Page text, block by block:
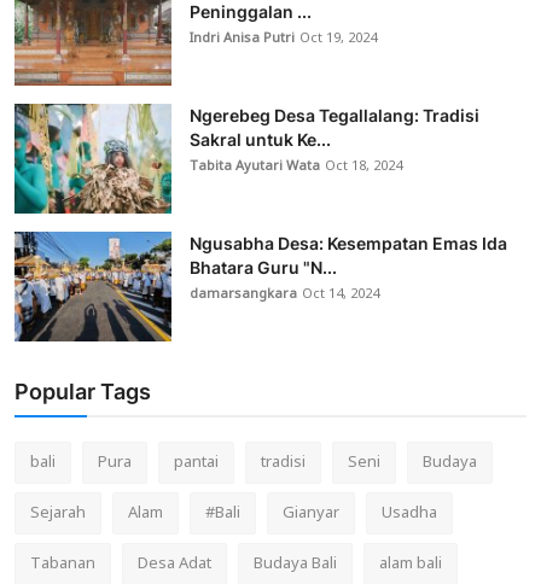
Peninggalan ...
Indri Anisa Putri Oct 19, 2024
Ngerebeg Desa Tegallalang: Tradisi
Sakral untuk Ke...
Tabita Ayutari Wata Oct 18, 2024
Ngusabha Desa: Kesempatan Emas Ida
Bhatara Guru "N...
damarsangkara Oct 14, 2024
Popular Tags
bali Pura pantai tradisi Seni
Budaya
Sejarah
Alam #Bali Gianyar
Usadha
Tabanan
Desa Adat Budaya Bali alam bali